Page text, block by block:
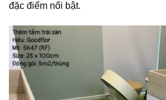
đặc điểm nổi bật.